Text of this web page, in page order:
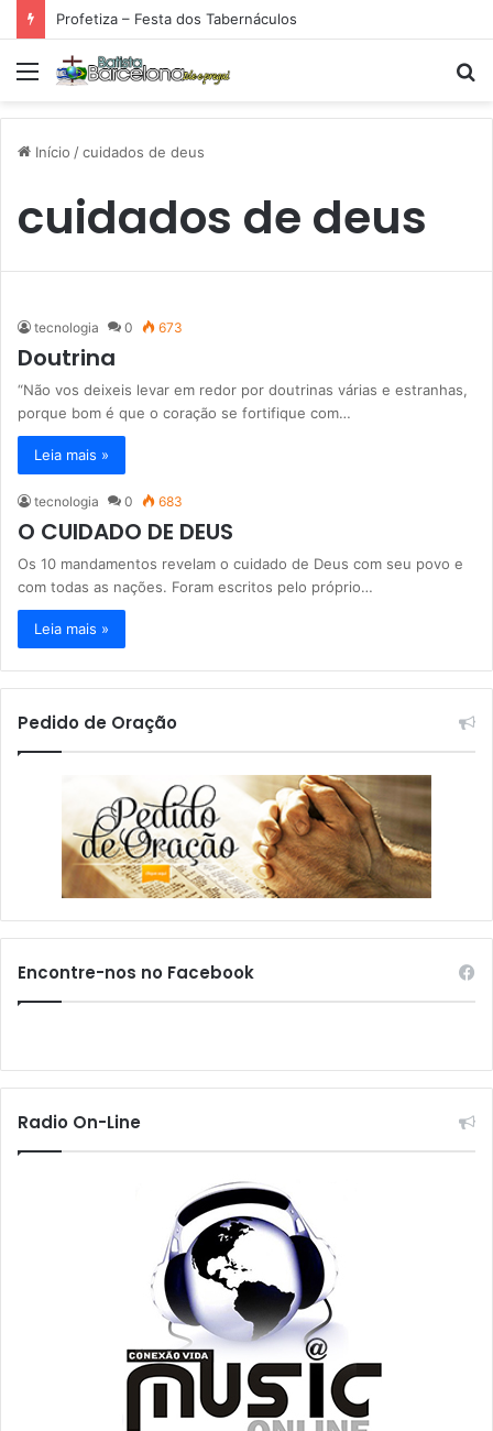
Profetiza – Festa dos Tabernáculos
Menu
Início /cuidados de deus
cuidados de deus
tecnologia 0 673
Doutrina
“Não vos deixeis levar em redor por doutrinas várias e estranhas,
porque bom é que o coração se fortifique com…
Leia mais »
tecnologia 0 683
O CUIDADO DE DEUS
Os 10 mandamentos revelam o cuidado de Deus com seu povo e
com todas as nações. Foram escritos pelo próprio…
Leia mais »
Pedido de Oração
Encontre-nos no Facebook
Radio On-Line